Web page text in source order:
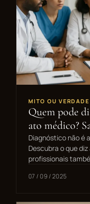
MITO OU VERDADE
Quem pode
ato médico?
Diagnóstico não é
Descubra o que
profissionais
07 / 09 / 2025